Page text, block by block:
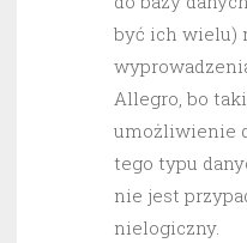
być ich wielu)
Allegro, bo
umożliwienie
tego typu
nie jest
nielogiczny.